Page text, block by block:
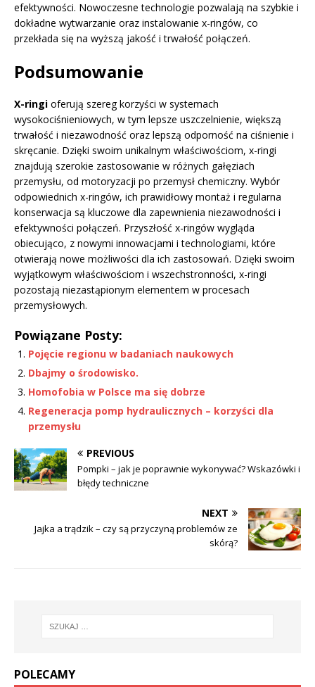
efektywności. Nowoczesne technologie pozwalają na szybkie i
dokładne wytwarzanie oraz instalowanie x-ringów, co
przekłada się na wyższą jakość i trwałość połączeń.
Podsumowanie
X-ringi oferują szereg korzyści w systemach
wysokociśnieniowych, w tym lepsze uszczelnienie, większą
trwałość i niezawodność oraz lepszą odporność na ciśnienie i
skręcanie. Dzięki swoim unikalnym właściwościom, x-ringi
znajdują szerokie zastosowanie w różnych gałęziach
przemysłu, od motoryzacji po przemysł chemiczny. Wybór
odpowiednich x-ringów, ich prawidłowy montaż i regularna
konserwacja są kluczowe dla zapewnienia niezawodności i
efektywności połączeń. Przyszłość x-ringów wygląda
obiecująco, z nowymi innowacjami i technologiami, które
otwierają nowe możliwości dla ich zastosowań. Dzięki swoim
wyjątkowym właściwościom i wszechstronności, x-ringi
pozostają niezastąpionym elementem w procesach
przemysłowych.
Powiązane Posty:
Pojęcie regionu w badaniach naukowych
Dbajmy o środowisko.
Homofobia w Polsce ma się dobrze
Regeneracja pomp hydraulicznych – korzyści dla
przemysłu
PREVIOUS
Pompki – jak je poprawnie wykonywać? Wskazówki i
błędy techniczne
NEXT
Jajka a trądzik – czy są przyczyną problemów ze
skórą?
POLECAMY